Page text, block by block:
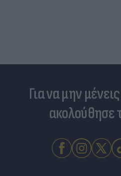
Για να μην
ακολούθησε